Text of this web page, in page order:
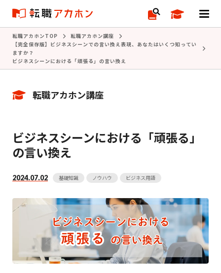
転職アカホンTOP
転職アカホン講座
【完全保存版】ビジネスシーンでの言い換え表現、あなたはいくつ知ってい
ますか？
ビジネスシーンにおける「頑張る」の言い換え
転職アカホン講座
ビジネスシーンにおける「頑張る」
の言い換え
2024.07.02 基礎知識 ノウハウ ビジネス用語